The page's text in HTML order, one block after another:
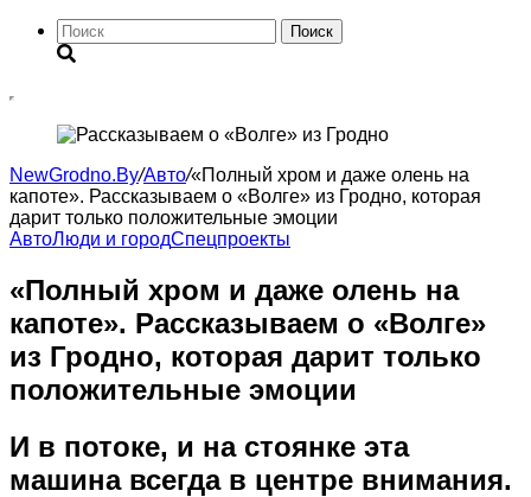
Поиск
NewGrodno.By/Авто/«Полный хром и даже олень на
капоте». Рассказываем о «Волге» из Гродно, которая
дарит только положительные эмоции
АвтоЛюди и городСпецпроекты
«Полный хром и даже олень на
капоте». Рассказываем о «Волге»
из Гродно, которая дарит только
положительные эмоции
И в потоке, и на стоянке эта
машина всегда в центре внимания.